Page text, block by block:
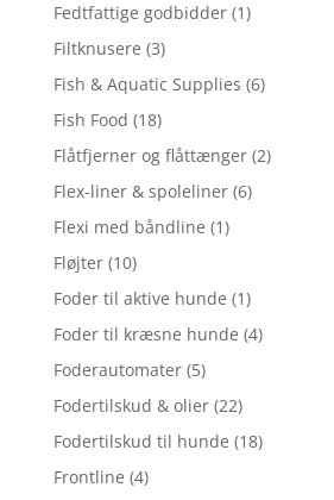
Fedtfattige godbidder (1)
Filtknusere (3)
Fish & Aquatic Supplies (6)
Fish Food (18)
Flåtfjerner og flåttænger (2)
Flex-liner & spoleliner (6)
Flexi med båndline (1)
Fløjter (10)
Foder til aktive hunde (1)
Foder til kræsne hunde (4)
Foderautomater (5)
Fodertilskud & olier (22)
Fodertilskud til hunde (18)
Frontline (4)